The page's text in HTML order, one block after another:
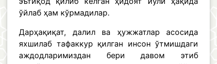
ўйлаб ҳам кўрмадилар.
Дарҳақиқат, далил ва ҳужжатлар асосида
яхшилаб тафаккур қилган инсон ўтмишдаги
аждодларимиздан бери давом этиб